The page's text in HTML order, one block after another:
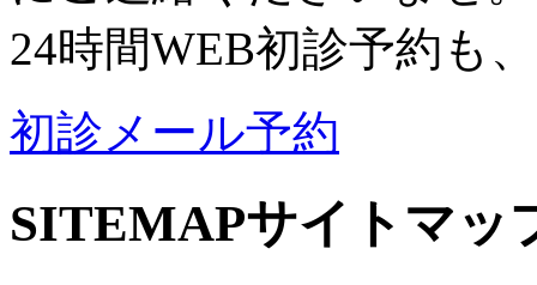
24時間WEB初診予約も
初診メール予約
SITEMAPサイトマッ